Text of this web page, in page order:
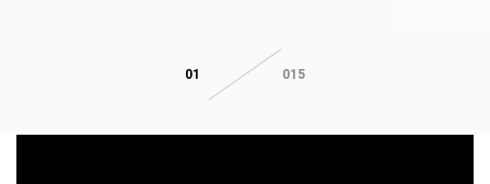
01 015